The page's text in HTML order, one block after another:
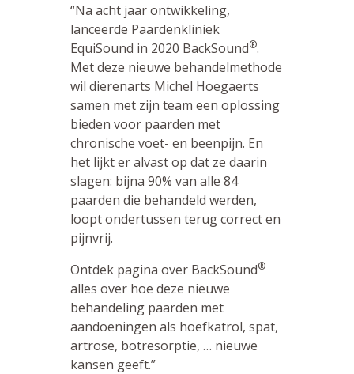
“Na acht jaar ontwikkeling,
lanceerde Paardenkliniek
EquiSound in 2020 BackSound®.
Met deze nieuwe behandelmethode
wil dierenarts Michel Hoegaerts
samen met zijn team een oplossing
bieden voor paarden met
chronische voet- en beenpijn. En
het lijkt er alvast op dat ze daarin
slagen: bijna 90% van alle 84
paarden die behandeld werden,
loopt ondertussen terug correct en
pijnvrij.
Ontdek pagina over BackSound®
alles over hoe deze nieuwe
behandeling paarden met
aandoeningen als hoefkatrol, spat,
artrose, botresorptie, … nieuwe
kansen geeft.”